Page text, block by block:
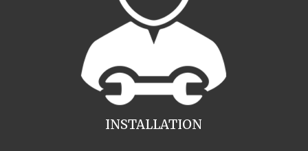
INSTALLATION